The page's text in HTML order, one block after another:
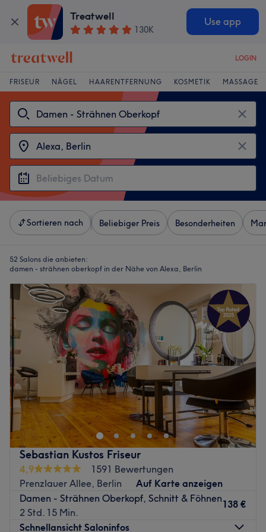
Treatwell
130K
Use app
LOGIN
FRISEUR NÄGEL HAARENTFERNUNG KOSMETIK MASSAGE
Sortieren nach Beliebiger Preis Besonderheiten
52 Salons die anbieten:
damen - strähnen oberkopf in der Nähe von Alexa, Berlin
Sebastian Kustos Friseur
4,9
1591 Bewertungen
Prenzlauer Allee, Berlin
Auf Karte anzeigen
Damen - Strähnen Oberkopf, Schnitt & Föhnen
2 Std. 15 Min.
138 €
Schnellansicht Saloninfos